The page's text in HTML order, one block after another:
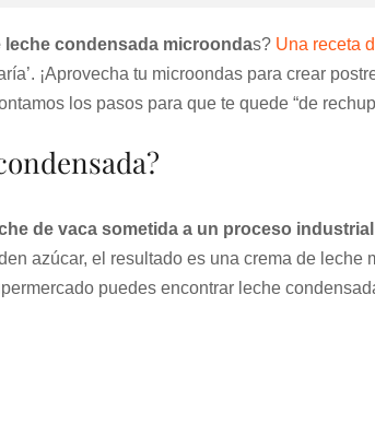
leche condensada microondas? Una receta
¡Aprovecha tu microondas para crear
los pasos para que te quede “de
de vaca sometida a un proceso industrial
azúcar, el resultado es una crema de leche
puedes encontrar leche